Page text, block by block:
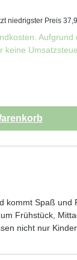
niedrigster Preis
Aufgrund
keine
kommt Spaß und
Frühstück,
nicht nur